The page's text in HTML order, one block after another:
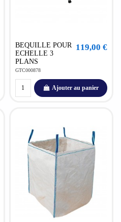
BEQUILLE POUR
ECHELLE 3
PLANS
GTC000878
119,00 €
Ajouter au panier